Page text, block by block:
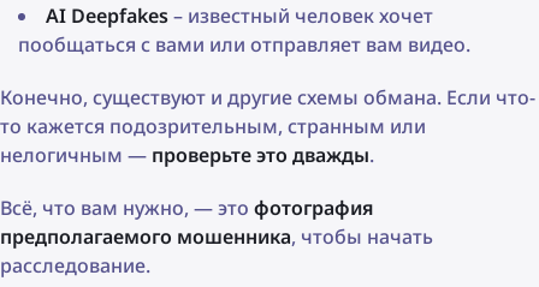
AI Deepfakes– известный человек хочет
пообщаться с вами или отправляет вам видео.
Конечно, существуют и другие схемы обмана. Если что-
то кажется подозрительным, странным или
нелогичным — проверьте это дважды.
Всё, что вам нужно, — это фотография
предполагаемого мошенника, чтобы начать
расследование.